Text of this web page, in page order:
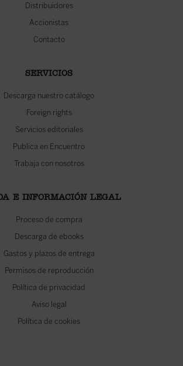
Distribuidores
Accionistas
Contacto
SERVICIOS
Descarga nuestro catálogo
Foreign rights
Servicios editoriales
Publica en Encuentro
Trabaja con nosotros
E INFORMACIÓN LEGAL
Proceso de compra
Descarga de ebooks
Gastos y plazos de entrega
Permisos de reproducción
Política de privacidad
Aviso legal
Política de cookies